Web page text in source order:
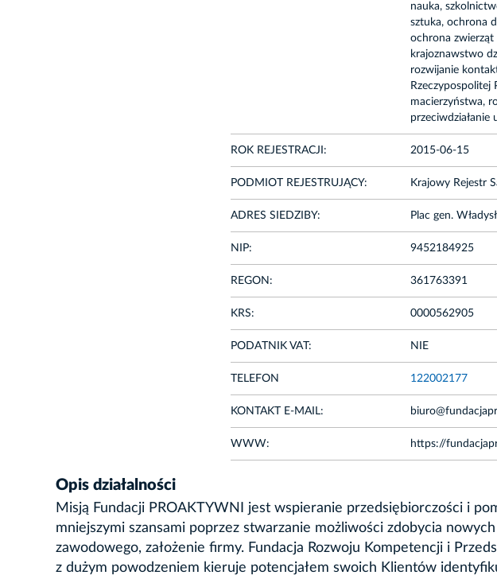
nauka,
sztuka, ochrona
ochrona
krajoznawstwo
rozwijanie
Rzeczypospolitej
macierzyństwa,
przeciwdziałanie
ROK REJESTRACJI: 2015-06-15
PODMIOT REJESTRUJĄCY: Krajowy Rejestr
ADRES SIEDZIBY: Plac gen.
NIP: 9452184925
REGON: 361763391
KRS: 0000562905
PODATNIK VAT: NIE
TELEFON 122002177
KONTAKT E-MAIL:
WWW: https://
Opis działalności
Misją Fundacji PROAKTYWNI jest wspieranie przedsiębiorczości i
mniejszymi szansami poprzez stwarzanie możliwości zdobycia
zawodowego, założenie firmy. Fundacja Rozwoju Kompetencji i
z dużym powodzeniem kieruje potencjałem swoich Klientów